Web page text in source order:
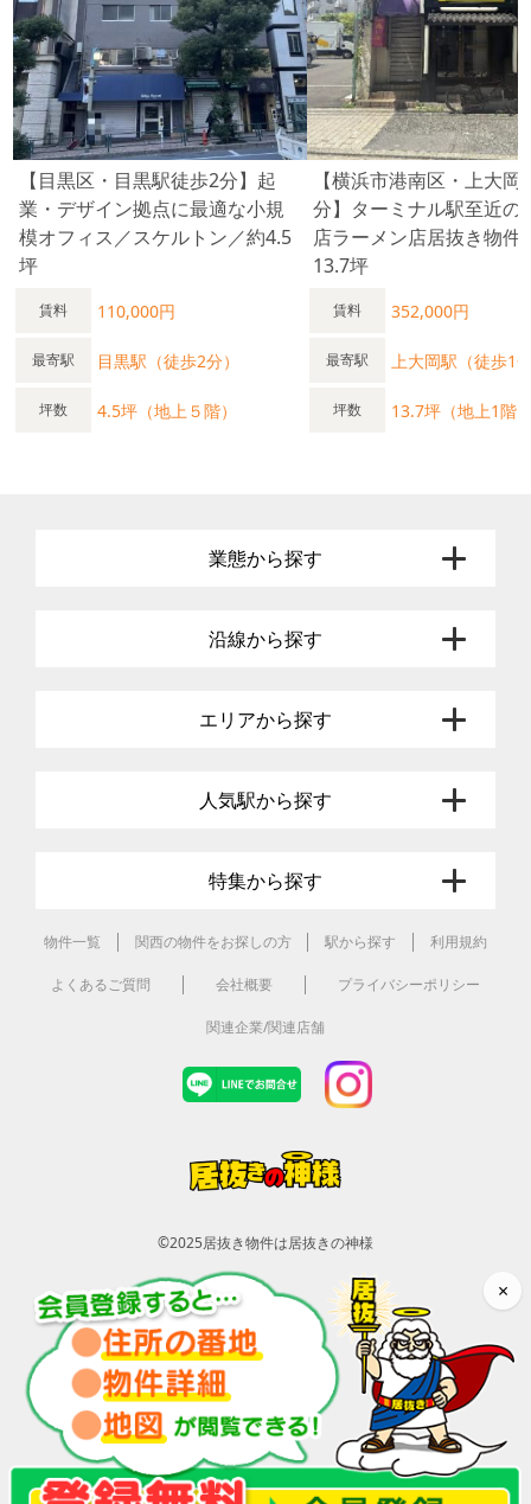
【目黒区・目黒駅徒歩2分】起
業・デザイン拠点に最適な小規
模オフィス／スケルトン／約4.5
坪
賃料 110,000円
最寄駅 目黒駅（徒歩2分）
坪数 4.5坪（地上５階）
【横浜市港南区・上大岡
分】ターミナル駅至近の
店ラーメン店居抜き物件
13.7坪
賃料 352,000円
最寄駅 上大岡駅（徒歩1
坪数 13.7坪（地上1階
業態から探す
沿線から探す
エリアから探す
人気駅から探す
特集から探す
物件一覧 関西の物件をお探しの方 駅から探す 利用規約
よくあるご質問 会社概要 プライバシーポリシー
関連企業/関連店舗
©2025居抜き物件は居抜きの神様
×